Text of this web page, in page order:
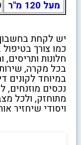
מעל 120 מ"ר
יש לקחת בחשבון
כמו צורך
חלונות ותריסים,
בכל מקרה,
במיוחד לקונים
נכסים
מתוחזק, ולכל
ויסודי שיחזיר